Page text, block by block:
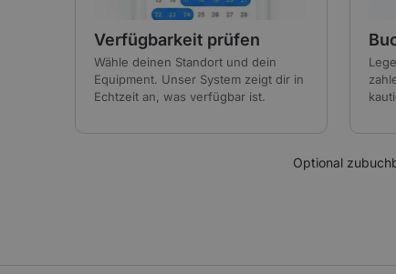
Verfügbarkeit prüfen
Wähle deinen Standort und dein
Equipment. Unser System zeigt dir in
Echtzeit an, was verfügbar ist.
Optional